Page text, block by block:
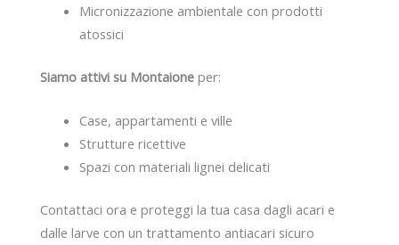
Micronizzazione ambientale con prodotti
atossici
Siamo attivi su Montaione per:
Case, appartamenti e ville
Strutture ricettive
Spazi con materiali lignei delicati
Contattaci ora e proteggi la tua casa dagli acari e
dalle larve con un trattamento antiacari sicuro